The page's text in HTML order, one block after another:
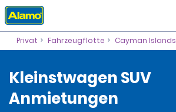
Privat Fahrzeugflotte Cayman Islands
Kleinstwagen SUV
Anmietungen